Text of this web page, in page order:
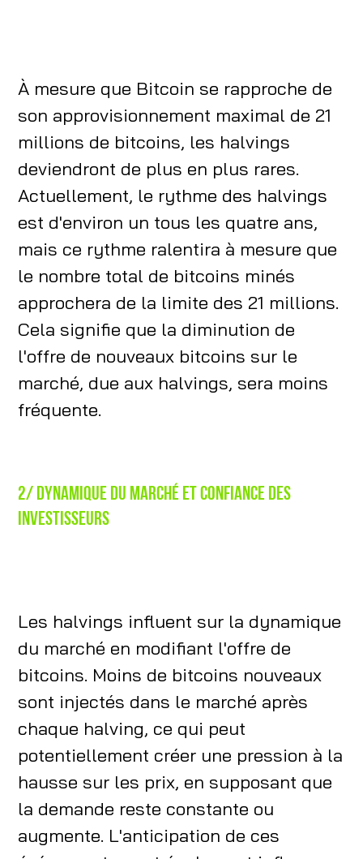
À mesure que Bitcoin se rapproche de
son approvisionnement maximal de 21
millions de bitcoins, les halvings
deviendront de plus en plus rares.
Actuellement, le rythme des halvings
est d'environ un tous les quatre ans,
mais ce rythme ralentira à mesure que
le nombre total de bitcoins minés
approchera de la limite des 21 millions.
Cela signifie que la diminution de
l'offre de nouveaux bitcoins sur le
marché, due aux halvings, sera moins
fréquente.
2/ Dynamique du marché et confiance des
investisseurs
Les halvings influent sur la dynamique
du marché en modifiant l'offre de
bitcoins. Moins de bitcoins nouveaux
sont injectés dans le marché après
chaque halving, ce qui peut
potentiellement créer une pression à la
hausse sur les prix, en supposant que
la demande reste constante ou
augmente. L'anticipation de ces